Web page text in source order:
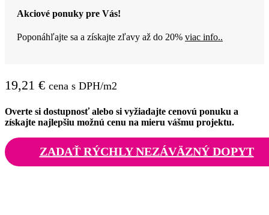
Akciové ponuky pre Vás!
Poponáhľajte sa a získajte zľavy až do 20% viac info..
19,21 € cena s DPH/m2
Overte si dostupnosť alebo si vyžiadajte cenovú ponuku a
získajte najlepšiu možnú cenu na mieru vášmu projektu.
ZADAŤ RÝCHLY NEZÁVÄZNÝ DOPYT